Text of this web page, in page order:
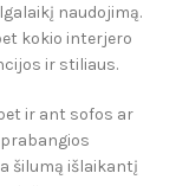
naudojimą.
kokio interjero
ir stiliaus.
ir ant sofos ar
šilumą išlaikantį